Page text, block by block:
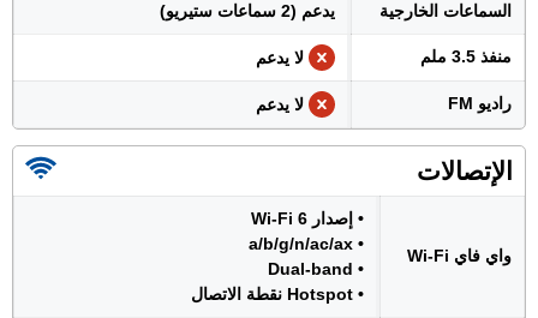
السماعات الخارجية يدعم (2 سماعات ستيريو)
منفذ 3.5 ملم لا يدعم
راديو FM لا يدعم
الإتصالات
واي فاي Wi-Fi
• إصدار Wi-Fi 6
• a/b/g/n/ac/ax
• Dual-band
• Hotspot نقطة الاتصال